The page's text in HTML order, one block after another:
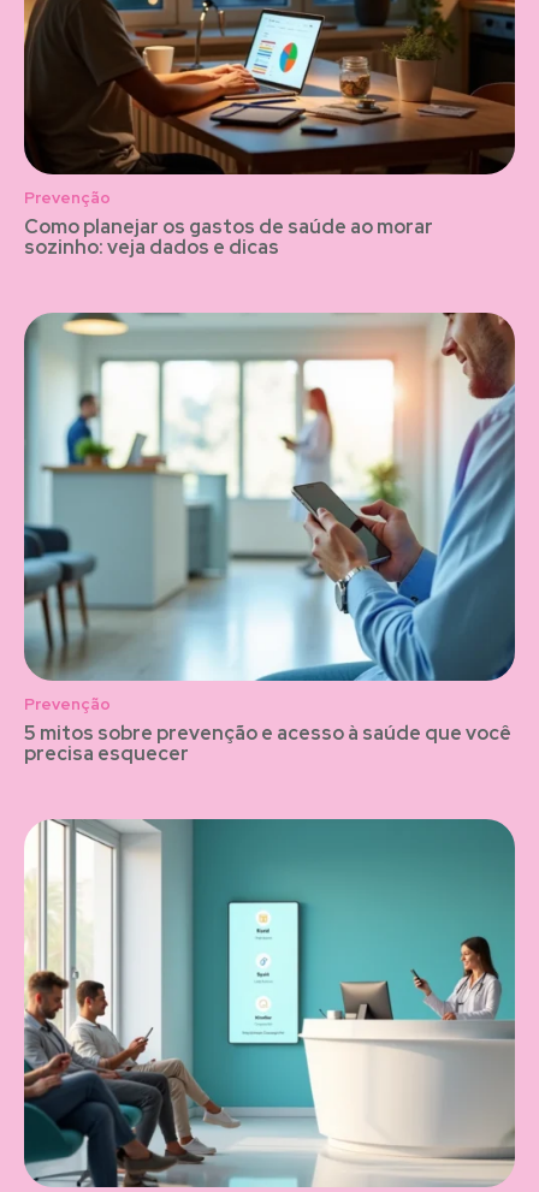
Prevenção
Como planejar os gastos de saúde ao morar
sozinho: veja dados e dicas
Prevenção
5 mitos sobre prevenção e acesso à saúde que você
precisa esquecer